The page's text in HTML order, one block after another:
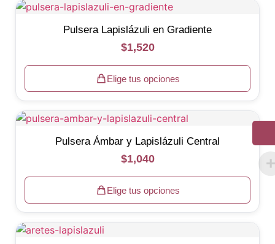
Pulsera Lapislázuli en Gradiente
$1,520
Elige tus opciones
Pulsera Ámbar y Lapislázuli Central
$1,040
Elige tus opciones